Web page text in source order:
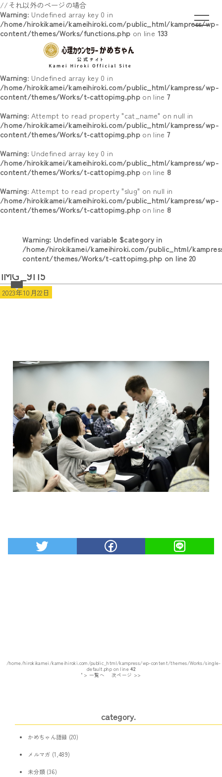
//それ以外のページの場合
Warning: Undefined array key 0 in
/home/hirokikamei/kameihiroki.com/public_html/kampress/wp-
content/themes/Works/functions.php on line 133
Warning: Undefined array key 0 in
/home/hirokikamei/kameihiroki.com/public_html/kampress/wp-
content/themes/Works/t-cattopimg.phpon line7
Warning: Attempt to read property "cat_name" on null in
/home/hirokikamei/kameihiroki.com/public_html/kampress/wp-
content/themes/Works/t-cattopimg.phpon line7
Warning: Undefined array key 0 in
/home/hirokikamei/kameihiroki.com/public_html/kampress/wp-
content/themes/Works/t-cattopimg.phpon line 8
Warning: Attempt to read property "slug" on null in
/home/hirokikamei/kameihiroki.com/public_html/kampress/wp-
content/themes/Works/t-cattopimg.phpon line 8
Warning: Undefined variable $category in
/home/hirokikamei/kameihiroki.com/public_html/
content/themes/Works/t-cattopimg.php on line20
IMG_9115
2023年10月22日
/home/hirokikamei/kameihiroki.com/public_html/kampress/wp-content/themes/Works/single-
default.php on line42
" > 一覧へ
次ページ >>
category.
かめちゃん語録 (20)
メルマガ (1,489)
未分類(36)